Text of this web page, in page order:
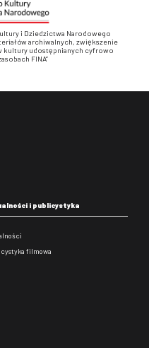
i Dziedzictwa Narodowego
archiwalnych, zwiększenie
kultury udostępnianych cyfrowo
FINA”
i publicystyka
filmowa